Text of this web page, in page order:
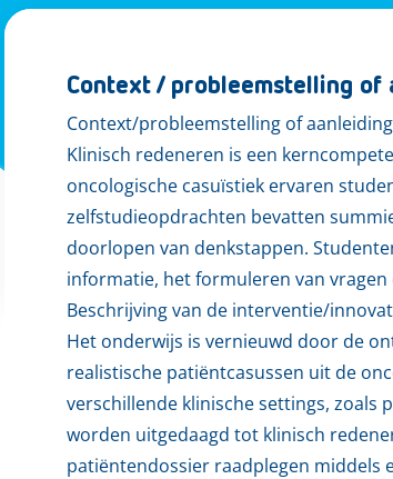
Context / probleemstelling of
Context/probleemstelling of
Klinisch redeneren is een
oncologische casuïstiek ervaren
zelfstudieopdrachten bevatten
doorlopen van denkstappen.
informatie, het formuleren van
Beschrijving van de interventie/
Het onderwijs is vernieuwd door de
realistische patiëntcasussen uit de
verschillende klinische settings, zoals
worden uitgedaagd tot klinisch
patiëntendossier raadplegen middels